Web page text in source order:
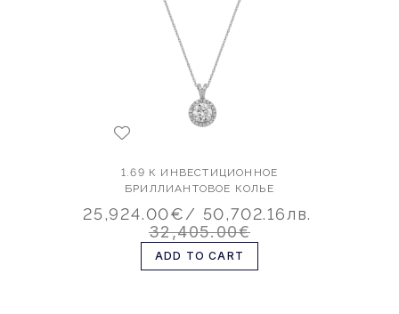
1.69 К ИНВЕСТИЦИОННОЕ
БРИЛЛИАНТОВОЕ КОЛЬЕ
25,924.00€/ 50,702.16лв.
32,405.00€
ADD TO CART